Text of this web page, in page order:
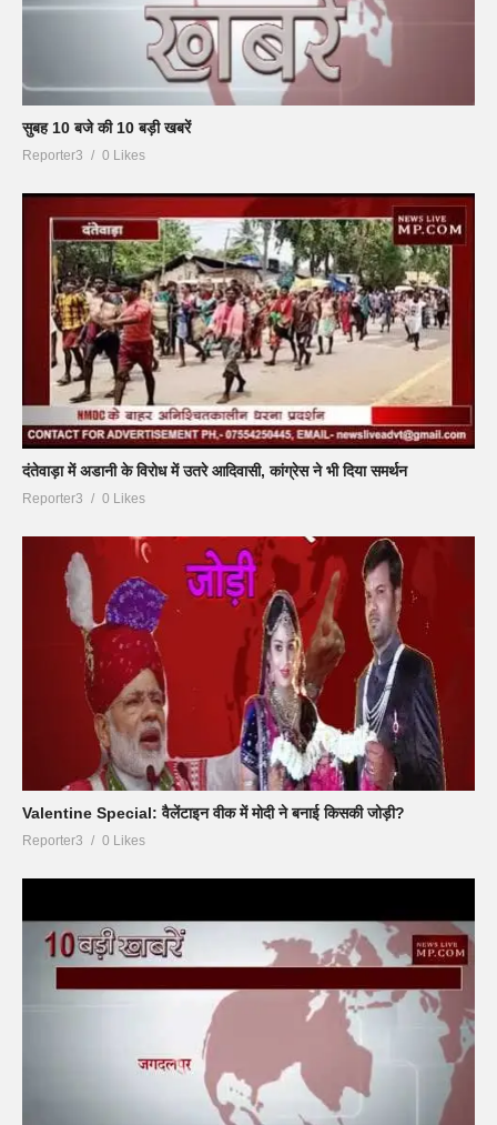
सुबह 10 बजे की 10 बड़ी खबरें
Reporter3 0 Likes
दंतेवाड़ा में अडानी के विरोध में उतरे आदिवासी, कांग्रेस ने भी दिया समर्थन
Reporter3 0 Likes
Valentine Special: वैलेंटाइन वीक में मोदी ने बनाई किसकी जोड़ी?
Reporter3 0 Likes